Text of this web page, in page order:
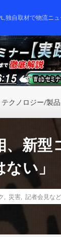
独自取材で物流ニ
テクノロジー/製品
、新
い」
災害 記者会見など